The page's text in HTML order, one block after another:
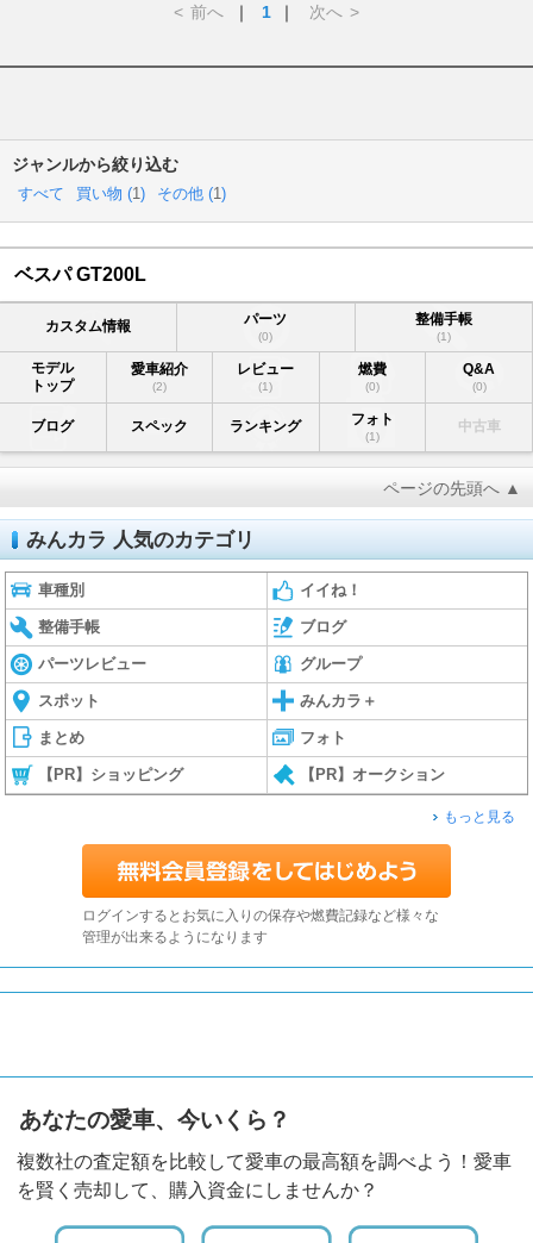
< 前へ ｜ 1 ｜ 次へ >
ジャンルから絞り込む
すべて 買い物 (1 ) その他 (1 )
ベスパ GT200L
カスタム情報 パーツ
(0)
整備手帳
(1)
モデル
トップ
愛車紹介
(2)
レビュー
(1)
燃費
(0)
Q&A
(0)
ブログ スペック ランキング フォト
(1)
中古車
ページの先頭へ ▲
みんカラ 人気のカテゴリ
車種別 イイね！
整備手帳 ブログ
パーツレビュー グループ
スポット みんカラ＋
まとめ フォト
【PR】ショッピング 【PR】オークション
もっと見る
ログインするとお気に入りの保存や燃費記録など様々な
管理が出来るようになります
あなたの愛車、今いくら？
複数社の査定額を比較して愛車の最高額を調べよう！愛車
を賢く売却して、購入資金にしませんか？